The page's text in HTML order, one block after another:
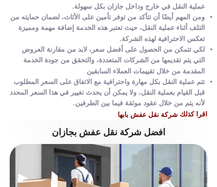
عملية النقل في خارج وداخل جازان بكل سهولة.
ومن المهم أيضًا أن تتأكد من توفر تأمين على الأثاث، لضمان حمايته من
التلف أثناء عملية النقل، حيث تعتبر هذه الخدمة إضافة مهمة ومميزة
تعكس الاحترافية لهذه الشركة.
لكي تتمكن من الحصول على أفضل سعر، لابد من مقارنة العروض
التي يتم تقديمها من الشركات المتعددة، والتحقق من جودة الخدمة
المقدمة من خلال تقييمات العملاء السابقين
تتم عملية النقل بكل مهارة واحترافية مع الاتفاق على السعر المطلوب
قبل القيام بعملية النقل، ولا يمكن أن يحدث تغيير في هذا السعر المحدد
لأنه يتم من خلال عقود موثقة فيما بين الطرفين.
اقرا كذلك شركة نقل عفش بابها
افضل شركة نقل عفش بجازان